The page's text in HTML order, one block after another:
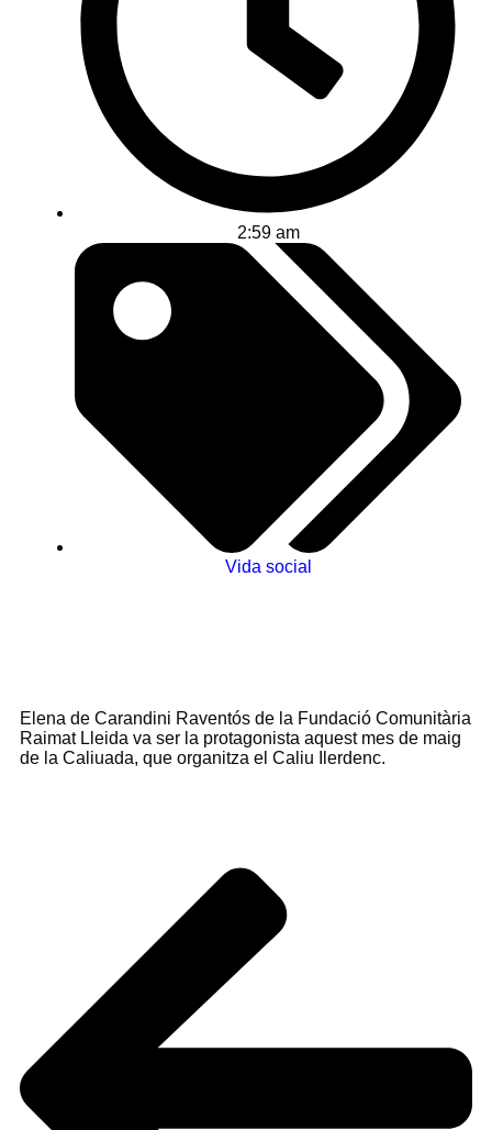
2:59 am
Vida social
Elena de Carandini Raventós de la Fundació Comunitària
Raimat Lleida va ser la protagonista aquest mes de maig
de la Caliuada, que organitza el Caliu Ilerdenc.